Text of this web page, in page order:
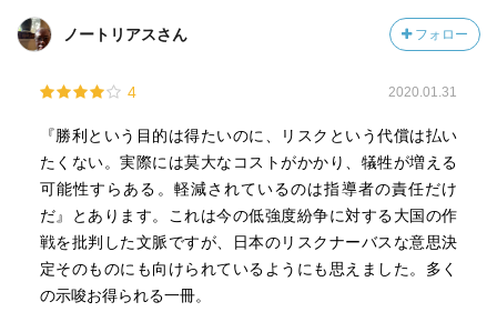
ノートリアスさん フォロー
4 2020.01.31
『勝利という目的は得たいのに、リスクという代償は払い
たくない。実際には莫大なコストがかかり、犠牲が増える
可能性すらある。軽減されているのは指導者の責任だけ
だ』とあります。これは今の低強度紛争に対する大国の作
戦を批判した文脈ですが、日本のリスクナーバスな意思決
定そのものにも向けられているようにも思えました。多く
の示唆お得られる一冊。